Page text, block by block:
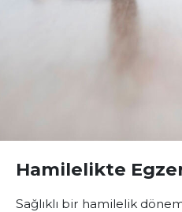
Hamilelikte
Sağlıklı bir hamilelik